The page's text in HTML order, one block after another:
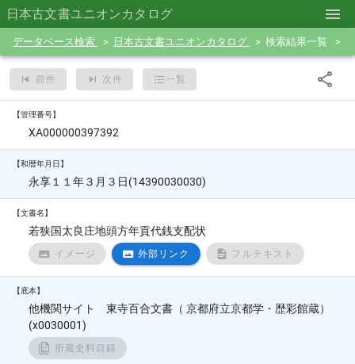
日本古文書ユニオンカタログ
データベース検索 日本古文書ユニオンカタログ 検索結果一覧
前件 次件 一覧
【管理番号】
XA000000397392
【和暦年月日】
永享１１年３月３日(14390030030)
【文書名】
若狭国太良庄地頭方年貢代銭支配状
イメージ 外部リンク フルテキスト
【底本】
他機関サイト 東寺百合文書（ 京都府立京都学・歴彩館蔵）
(x0030001)
所蔵史料目録